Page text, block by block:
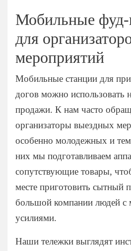
Пушкино
Раменское
Химки
Мобильные
для
мероприятий
Мобильные станции для
догов можно использовать
продажи. К нам часто
организаторы выездных
особенно молодежных и
них мы подготавливаем
сопутствующие товары,
месте приготовить сытный
большой компании людей
усилиями.
Наши тележки выглядят